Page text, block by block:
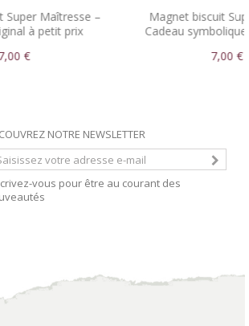
–
Magnet biscuit Super Maître –
Cadeau symbolique et artisanal
NOTRE NEWSLETTER
vous pour être au courant des